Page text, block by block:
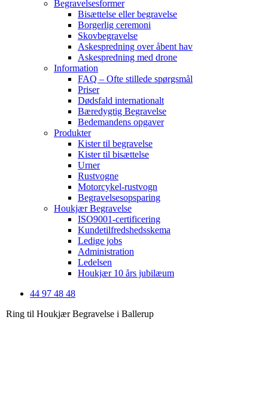
Begravelsesformer
Bisættelse eller begravelse
Borgerlig ceremoni
Skovbegravelse
Askespredning over åbent hav
Askespredning med drone
Information
FAQ – Ofte stillede spørgsmål
Priser
Dødsfald internationalt
Bæredygtig Begravelse
Bedemandens opgaver
Produkter
Kister til begravelse
Kister til bisættelse
Urner
Rustvogne
Motorcykel-rustvogn
Begravelsesopsparing
Houkjær Begravelse
ISO9001-certificering
Kundetilfredshedsskema
Ledige jobs
Administration
Ledelsen
Houkjær 10 års jubilæum
44 97 48 48
Ring til Houkjær Begravelse i Ballerup